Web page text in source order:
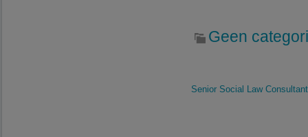
Geen
Senior Social Law